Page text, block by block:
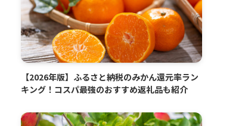
【2026年版】ふるさと納税のみかん還元率ラン
キング！コスパ最強のおすすめ返礼品も紹介